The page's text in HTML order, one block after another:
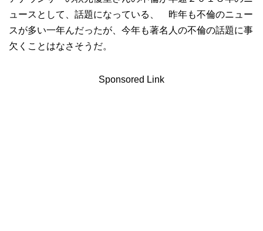
ュースとして、話題になっている、 昨年も不倫のニュー
スが多い一年んだったが、今年も著名人の不倫の話題に事
欠くことはなさそうだ。
Sponsored Link